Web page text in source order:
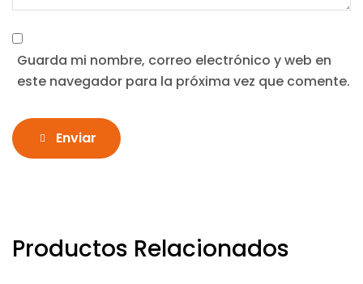
Guarda mi nombre, correo electrónico y web en
este navegador para la próxima vez que comente.
Enviar
Productos Relacionados